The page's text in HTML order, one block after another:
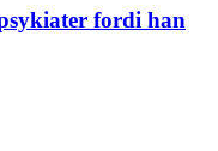
fordi han